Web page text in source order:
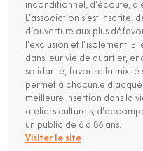
inconditionnel, d’écoute,
L’association s’est inscrite,
d’ouverture aux plus
l’exclusion et l’isolement.
dans leur vie de quartier,
solidarité, favorise la mixité
permet à chacun.e
meilleure insertion dans la
ateliers culturels,
un public de 6 à 86 ans.
Visiter le site